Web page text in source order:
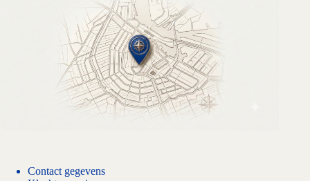
Contact gegevens